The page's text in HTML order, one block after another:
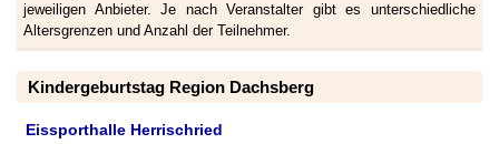
jeweiligen Anbieter. Je nach Veranstalter gibt es unterschiedliche
Altersgrenzen und Anzahl der Teilnehmer.
Kindergeburtstag Region Dachsberg
Eissporthalle Herrischried